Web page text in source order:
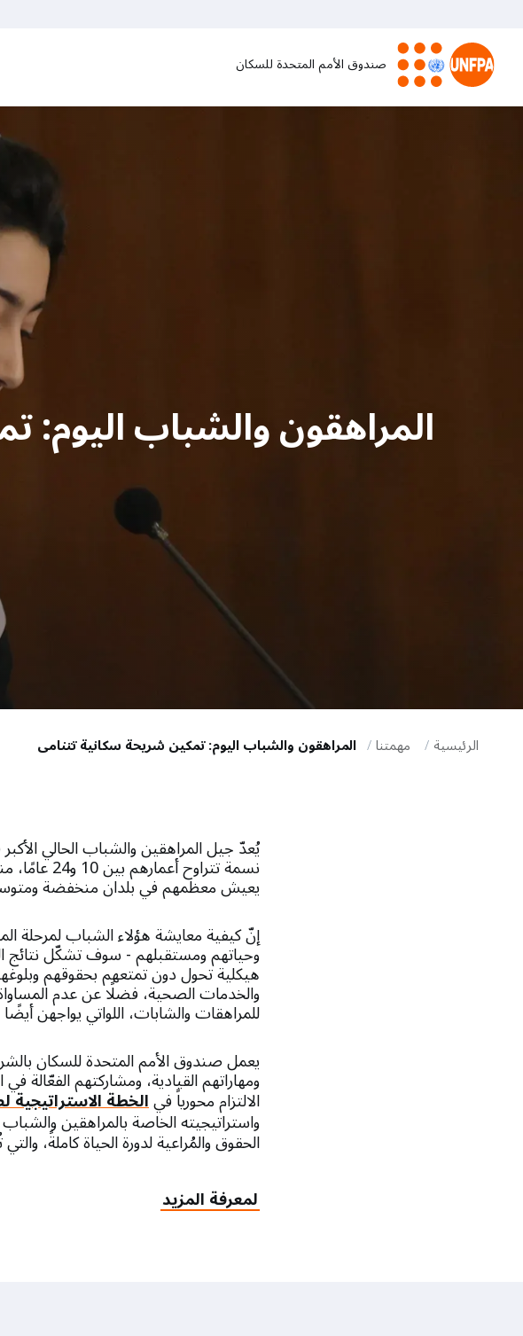
المحتوى
الرئيسي صندوق الأمم المتحدة للسكان
M
n
المراهقون والشباب اليوم:
الرئيسية مهمتنا المراهقون والشباب اليوم: تمكين شريحة سكانية تتنامى
يعيش معظمهم في بلدان منخفضة
إنّ كيفية معايشة هؤلاء الشباب لمرحلة
وحياتهم ومستقبلهم - سوف تشكّل نتائج
هيكلية تحول دون تمتعهم بحقوقهم
والخدمات الصحية، فضلًا عن عدم
للمراهقات والشابات، اللواتي يواجهن
يعمل صندوق الأمم المتحدة للسكان
ومهاراتهم القيادية، ومشاركتهم الفعّالة
الالتزام محورياً فيالخطة الاستراتيجية
واستراتيجيته الخاصة بالمراهقين
الحقوق والمُراعية لدورة الحياة كاملةً،
لمعرفة المزيد